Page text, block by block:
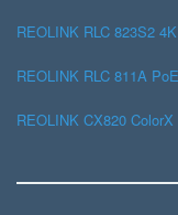
REOLINK RLC 823S2 4K
REOLINK RLC 811A PoE
REOLINK CX820 ColorX